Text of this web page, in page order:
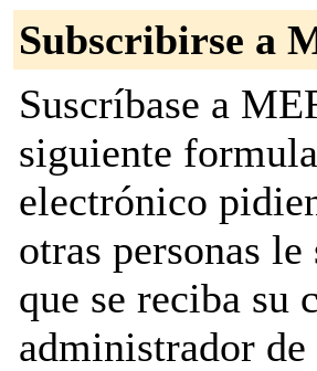
Subscribirse a
Suscríbase a
siguiente
electrónico
otras personas
que se reciba su
administrador